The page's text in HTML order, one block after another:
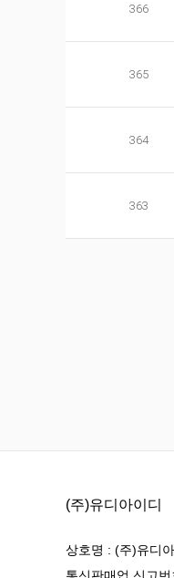
366
365
364
363
(주)유디아이디
상호명 : (주)유디